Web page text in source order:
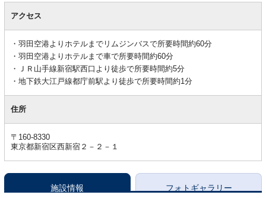
アクセス
羽田空港よりホテルまでリムジンバスで所要時間約60分
羽田空港よりホテルまで車で所要時間約60分
ＪＲ山手線新宿駅西口より徒歩で所要時間約5分
地下鉄大江戸線都庁前駅より徒歩で所要時間約1分
住所
〒160-8330
東京都新宿区西新宿２－２－１
施設情報
フォトギャラリー